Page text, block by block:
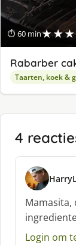
⏱ 60 min
Rabarber
Taarten, koek &
4
s
c
h
r
e
Mamasita,
Login om